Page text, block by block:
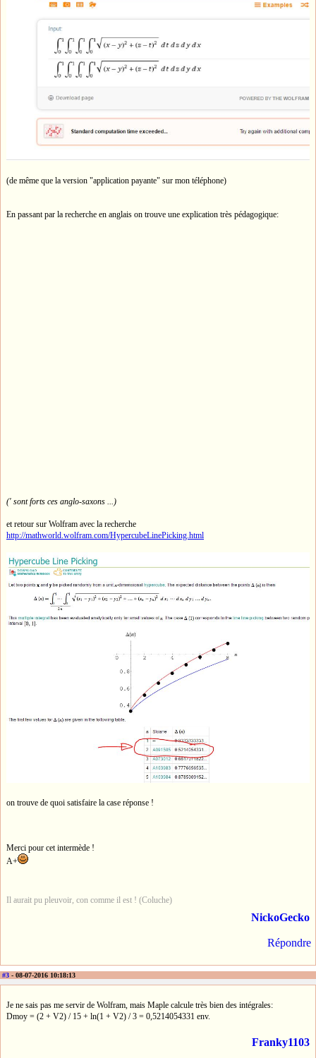
(de même que la version "application payante" sur mon téléphone)
En passant par la recherche en anglais on trouve une explication très pédagogique:
(' sont forts ces anglo-saxons ...)
et retour sur Wolfram avec la recherche
http://mathworld.wolfram.com/HypercubeLinePicking.html
on trouve de quoi satisfaire la case réponse !
Merci pour cet intermède !
A+
Il aurait pu pleuvoir, con comme il est ! (Coluche)
NickoGecko
Répondre
#3 - 08-07-2016 10:18:13
Je ne sais pas me servir de Wolfram, mais Maple calcule très bien des intégrales:
Dmoy = (2 + V2) / 15 + ln(1 + V2) / 3 = 0,5214054331 env.
Franky1103